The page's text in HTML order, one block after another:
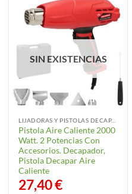
SIN EXISTENCIAS
LIJADORAS Y PISTOLAS DECAPANTES
Pistola Aire Caliente 2000
Watt. 2 Potencias Con
Accesorios. Decapador,
Pistola Decapar Aire
Caliente
27,40€